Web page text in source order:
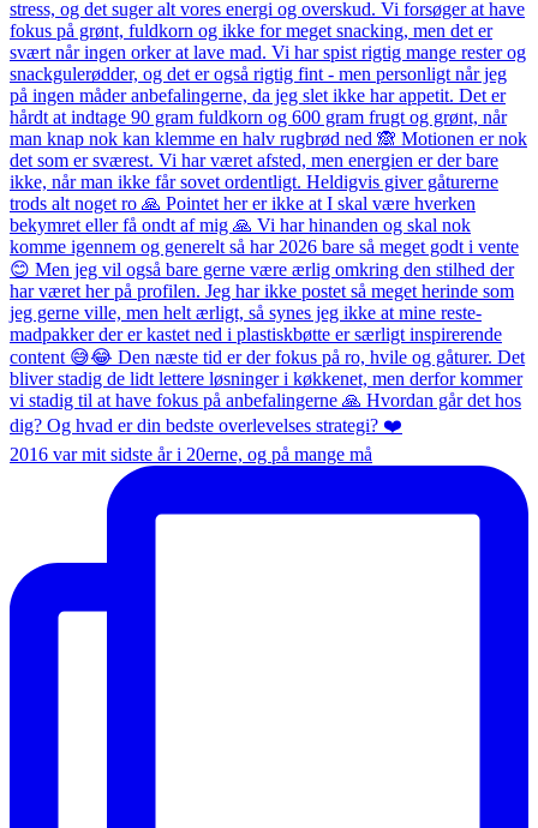
2016 var mit sidste år i 20erne, og på mange må